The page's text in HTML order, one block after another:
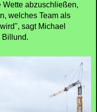
Wette abzuschließen,
welches Team als
sagt Michael
Billund.